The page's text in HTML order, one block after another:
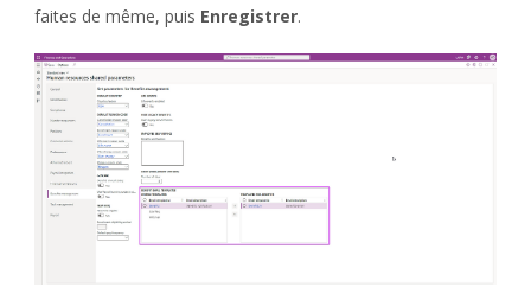
faites de même, puis Enregistrer.